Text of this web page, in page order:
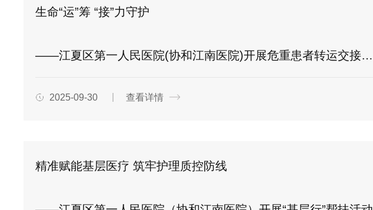
生命“运”筹 “接”力守护
——江夏区第一人民医院(协和江南医院)开展危重患者转运交接应急演练
2025-09-30 查看详情
精准赋能基层医疗 筑牢护理质控防线